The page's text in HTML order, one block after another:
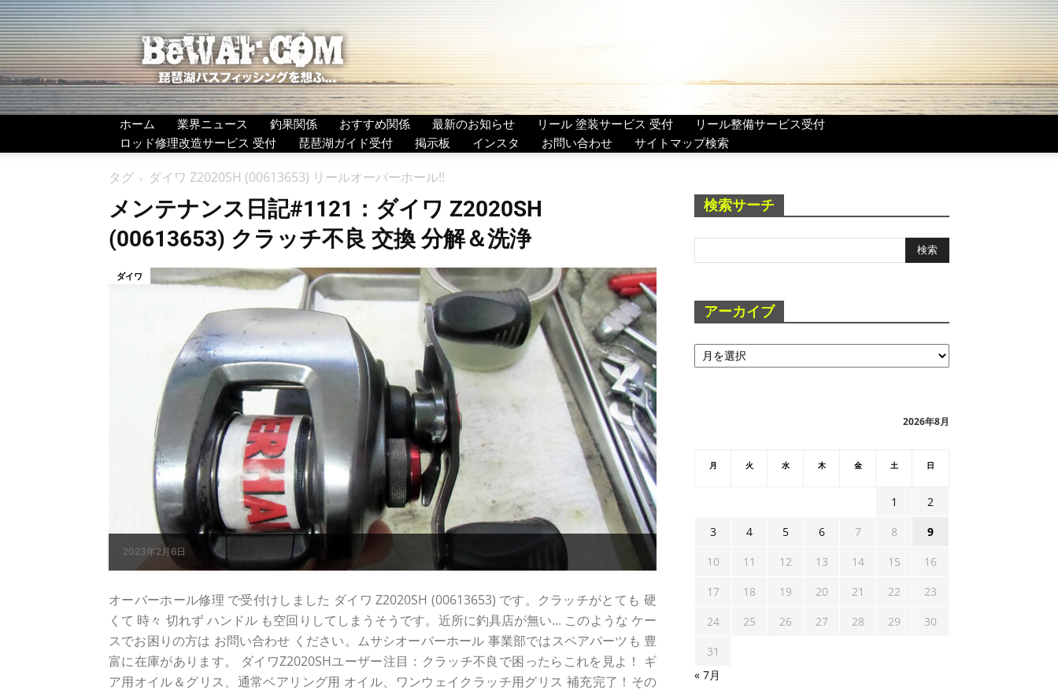
BeWAF
(ビ
ワ
エ
フ）
ホーム 業界ニュース 釣果関係 おすすめ関係 最新のお知らせ リール 塗装サービス 受付
リール整備サービス受付
ロッド修理改造サービス 受付
琵琶湖ガイド受付 掲示板 インスタ お問い合わせ サイトマップ検索
タグ ダイワ Z2020SH (00613653) リールオーバーホール!!
メンテナンス日記#1121：ダイワ Z2020SH
(00613653) クラッチ不良 交換 分解＆洗浄
2023年2月6日
ダイワ
オーバーホール修理 で受付けしました ダイワ Z2020SH (00613653) です。クラッチがとても 硬
くて 時々 切れず ハンドル も空回りしてしまうそうです。近所に釣具店が無い... このような ケー
スでお困りの方は お問い合わせ ください。ムサシオーバーホール 事業部ではスペアパーツも 豊
富に在庫があります。 ダイワZ2020SHユーザー注目：クラッチ不良で困ったらこれを見よ！ ギ
ア用オイル＆グリス、通常ベアリング用 オイル、ワンウェイクラッチ用グリス 補充完了！その
検索サーチ
アーカイブ
ア
ー
2026年8月
月 火 水 木 金 土 日
1
2
3
4 5 6 7 8
9
10
11 12 13 14 15
16
17
18 19 20 21 22
23
24
25 26 27 28 29
30
31
« 7月